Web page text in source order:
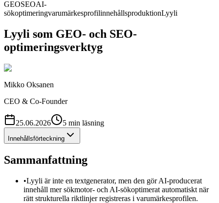
GEOSEOAI-
sökoptimeringvarumärkesprofilinnehållsproduktionLyyli
Lyyli som GEO- och SEO-
optimeringsverktyg
Mikko Oksanen
CEO & Co-Founder
25.06.2026 5 min läsning
Innehållsförteckning
Sammanfattning
•Lyyli är inte en textgenerator, men den gör AI-producerat
innehåll mer sökmotor- och AI-sökoptimerat automatiskt när
rätt strukturella riktlinjer registreras i varumärkesprofilen.